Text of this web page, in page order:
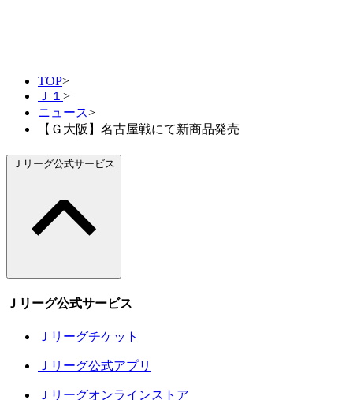
TOP>
Ｊ１ >
ニュース>
【Ｇ大阪】名古屋戦にて新商品発売
Ｊリーグ公式サービス
Ｊリーグ公式サービス
Ｊリーグチケット
Ｊリーグ公式アプリ
Ｊリーグオンラインストア